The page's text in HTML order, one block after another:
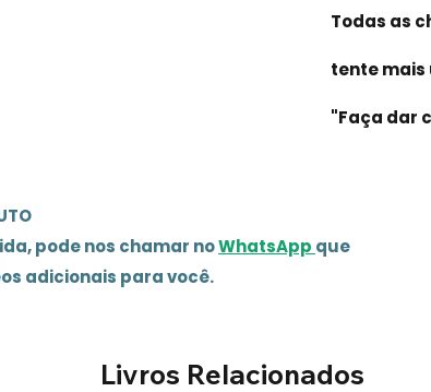
Todas as
tente mais
"Faça dar
pode nos chamar noWhatsApp que
adicionais para você.
Livros Relacionados